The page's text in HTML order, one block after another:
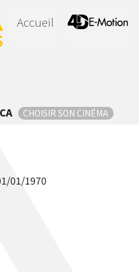
Accueil
CHOISIR SON CINÉMA
01/1970